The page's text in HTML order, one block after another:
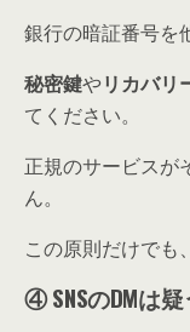
銀行の暗証番号を
秘密鍵やリカバリ
てください。
正規のサービスが
ん。
この原則だけでも
④ SNSのDMは疑